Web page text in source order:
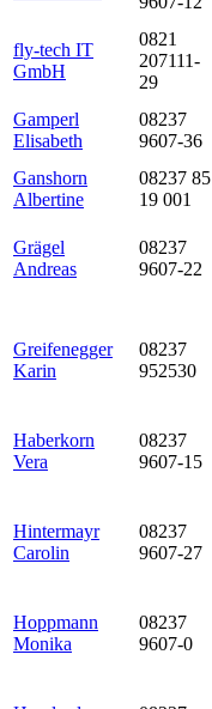
fly-tech IT
GmbH
0821
207111-
29
Gamperl
Elisabeth
08237
9607-36
Ganshorn
Albertine
08237 85
19 001
Grägel
Andreas
08237
9607-22
Greifenegger
Karin
08237
952530
Haberkorn
Vera
08237
9607-15
Hintermayr
Carolin
08237
9607-27
Hoppmann
Monika
08237
9607-0